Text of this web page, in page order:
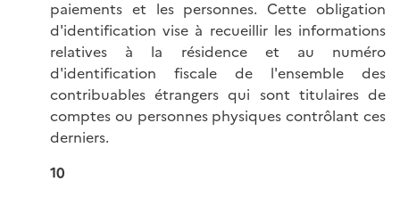
paiements et les personnes. Cette obligation
d'identification vise à recueillir les informations
relatives à la résidence et au numéro
d'identification fiscale de l'ensemble des
contribuables étrangers qui sont titulaires de
comptes ou personnes physiques contrôlant ces
derniers.
10